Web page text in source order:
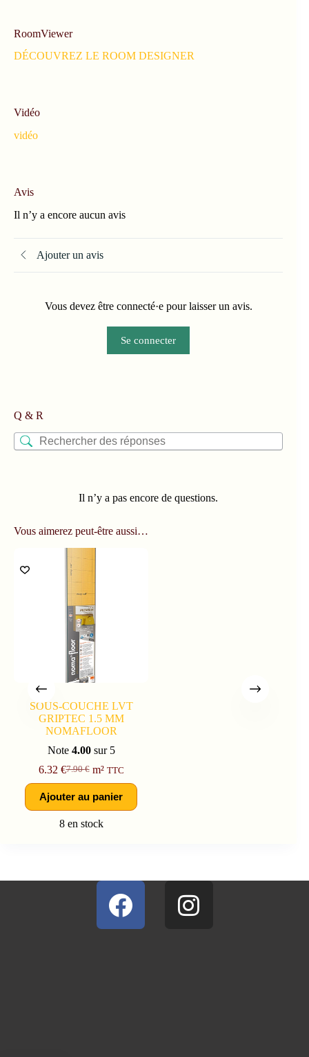
RoomViewer
DÉCOUVREZ LE ROOM DESIGNER
Vidéo
vidéo
Avis
Il n’y a encore aucun avis
Ajouter un avis
Vous devez être connecté·e pour laisser un avis.
Se connecter
Q & R
Il n’y a pas encore de questions.
Vous aimerez peut-être aussi…
SOUS-COUCHE LVT
GRIPTEC 1.5 MM
NOMAFLOOR
Note 4.00sur 5
7.90€
6.32 € m² TTC
Ajouter au panier
8 en stock